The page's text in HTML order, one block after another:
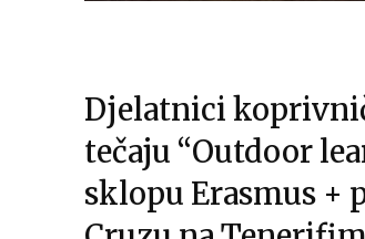
Djelatnici
tečaju “Outdoor
sklopu Erasmus +